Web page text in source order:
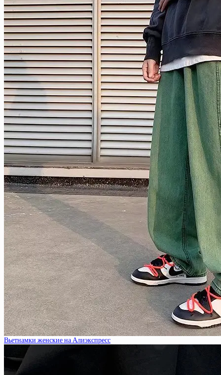
Вьетнамки женские на Алиэкспресс